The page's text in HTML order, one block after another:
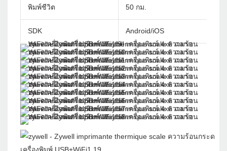
พิมพ์ชีวิต 50 กม.
SDK Android/iOS